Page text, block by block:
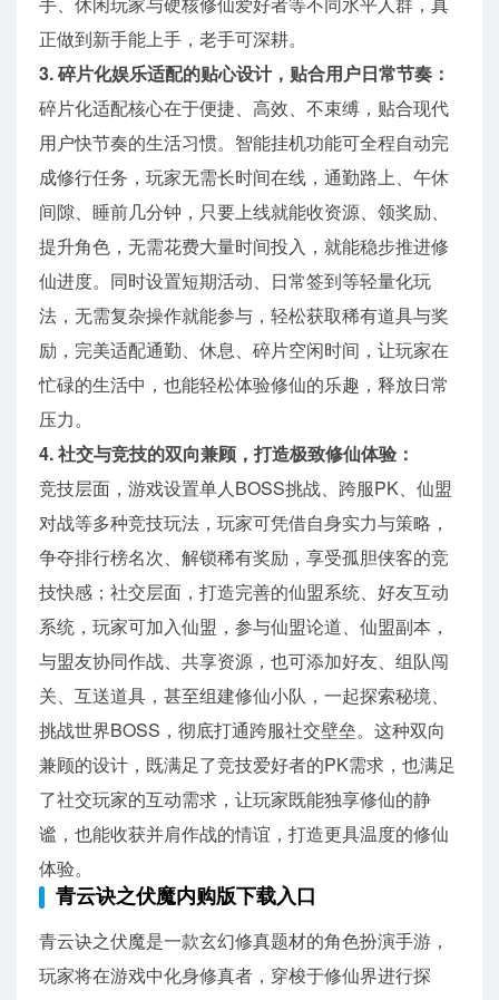
正做到新手能上手，老手可深耕。
3. 碎片化娱乐适配的贴心设计，贴合用户日常节奏：
碎片化适配核心在于便捷、高效、不束缚，贴合现代
用户快节奏的生活习惯。智能挂机功能可全程自动完
成修行任务，玩家无需长时间在线，通勤路上、午休
间隙、睡前几分钟，只要上线就能收资源、领奖励、
提升角色，无需花费大量时间投入，就能稳步推进修
仙进度。同时设置短期活动、日常签到等轻量化玩
法，无需复杂操作就能参与，轻松获取稀有道具与奖
励，完美适配通勤、休息、碎片空闲时间，让玩家在
忙碌的生活中，也能轻松体验修仙的乐趣，释放日常
压力。
4. 社交与竞技的双向兼顾，打造极致修仙体验：
竞技层面，游戏设置单人BOSS挑战、跨服PK、仙盟
对战等多种竞技玩法，玩家可凭借自身实力与策略，
争夺排行榜名次、解锁稀有奖励，享受孤胆侠客的竞
技快感；社交层面，打造完善的仙盟系统、好友互动
系统，玩家可加入仙盟，参与仙盟论道、仙盟副本，
与盟友协同作战、共享资源，也可添加好友、组队闯
关、互送道具，甚至组建修仙小队，一起探索秘境、
挑战世界BOSS，彻底打通跨服社交壁垒。这种双向
兼顾的设计，既满足了竞技爱好者的PK需求，也满足
了社交玩家的互动需求，让玩家既能独享修仙的静
谧，也能收获并肩作战的情谊，打造更具温度的修仙
体验。
青云诀之伏魔内购版下载入口
青云诀之伏魔是一款玄幻修真题材的角色扮演手游，
玩家将在游戏中化身修真者，穿梭于修仙界进行探